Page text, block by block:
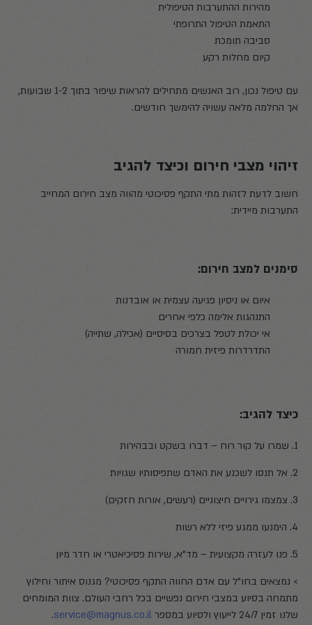
מהירות ההתערבות הטיפולית
התאמת הטיפול התרופתי
סביבה תומכת
קיום מחלות רקע
עם טיפול נכון, רוב האנשים מתחילים להראות שיפור בתוך 1-2 שבועות,
אך החלמה מלאה עשויה להימשך חודשים.
זיהוי מצבי חירום וכיצד להגיב
חשוב לדעת לזהות מתי התקף פסיכוטי מהווה מצב חירום המחייב
התערבות מיידית:
סימנים למצב חירום:
איום או ניסיון פגיעה עצמית או אובדנות
התנהגות אלימה כלפי אחרים
אי יכולת לטפל בצרכים בסיסיים (אכילה, שתייה)
התדרדרות פיזית חמורה
כיצד להגיב:
1. שמרו על קור רוח – דברו בשקט ובבהירות
2. אל תנסו לשכנע את האדם שתפיסותיו שגויות
3. צמצמו גירויים חיצוניים (רעשים, אורות חזקים)
4. הימנעו ממגע פיזי ללא רשות
5. פנו לעזרה מקצועית – מד"א, שירות פסיכיאטרי או חדר מיון
> נמצאים בחו"ל עם אדם החווה התקף פסיכוטי? מגנוס איתור וחילוץ
מתמחה בסיוע במצבי חירום נפשיים בכל רחבי העולם. צוות המומחים
שלנו זמין 24/7 לייעוץ ולסיוע במספר
service@magnus.co.il
.